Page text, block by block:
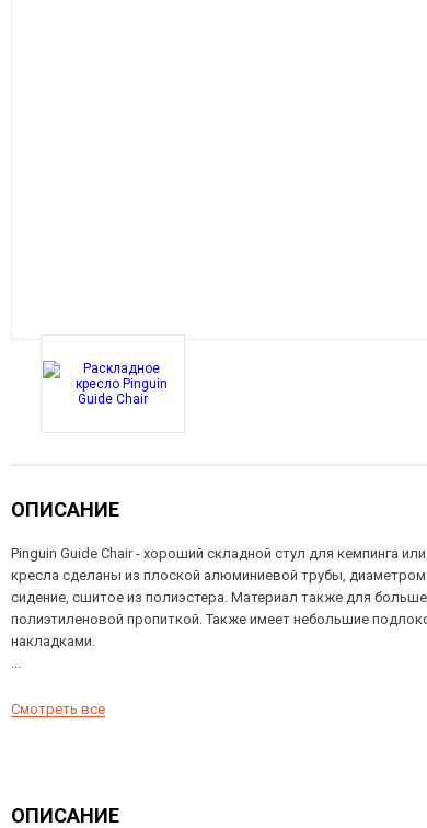
ОПИСАНИЕ
Pinguin Guide Chair - хороший складной стул для кемпинга
кресла сделаны из плоской алюминиевой трубы,
сидение, сшитое из полиэстера. Материал также для
полиэтиленовой пропиткой. Также имеет небольшие
накладками.
...
Смотреть все
ОПИСАНИЕ